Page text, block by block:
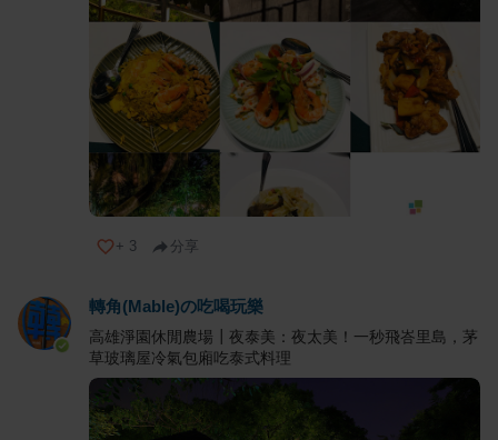
+ 3 分享
轉角(Mable)の吃喝玩樂
高雄淨園休閒農場┃夜泰美：夜太美！一秒飛峇里島，茅
草玻璃屋冷氣包廂吃泰式料理